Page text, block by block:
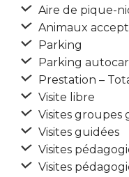
Aire de pique-
Animaux
Parking
Parking autocar
Prestation –
Visite libre
Visites groupes
Visites guidées
Visites
Visites